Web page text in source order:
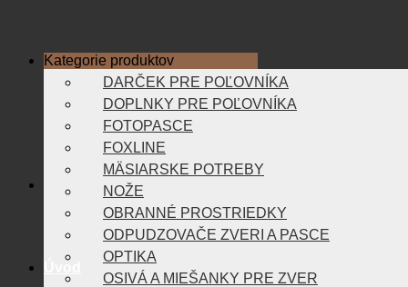
Kategorie produktov
DARČEK PRE POĽOVNÍKA
DOPLNKY PRE POĽOVNÍKA
FOTOPASCE
FOXLINE
MÄSIARSKE POTREBY
NOŽE
OBRANNÉ PROSTRIEDKY
ODPUDZOVAČE ZVERI A PASCE
OPTIKA
OSIVÁ A MIEŠANKY PRE ZVER